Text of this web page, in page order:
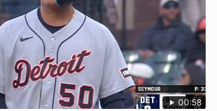
00:58